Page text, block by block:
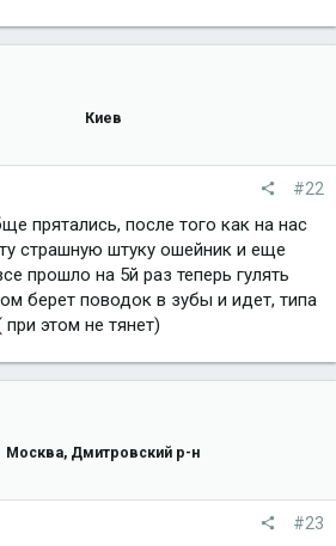
Киев
#22
прятались, после того как на нас
страшную штуку ошейник и еще
прошло на 5й раз теперь гулять
берет поводок в зубы и идет, типа
этом не тянет)
Москва, Дмитровский р-н
#23